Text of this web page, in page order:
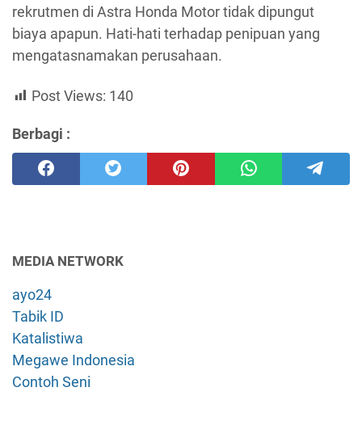
rekrutmen di Astra Honda Motor tidak dipungut
biaya apapun. Hati-hati terhadap penipuan yang
mengatasnamakan perusahaan.
Post Views: 140
Berbagi :
MEDIA NETWORK
ayo24
Tabik ID
Katalistiwa
Megawe Indonesia
Contoh Seni